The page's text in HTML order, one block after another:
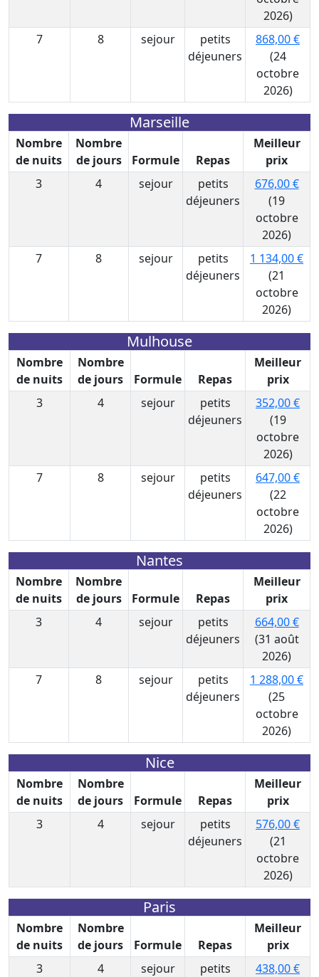
2026)
7
8 sejour
petits
déjeuners
868,00 €
(24
octobre
2026)
Marseille
Nombre
de nuits
Nombre
de jours
Formule Repas
Meilleur
prix
3
4 sejour
petits
déjeuners
676,00 €
(19
octobre
2026)
7
8 sejour
petits
déjeuners
1 134,00 €
(21
octobre
2026)
Mulhouse
Nombre
de nuits
Nombre
de jours
Formule Repas
Meilleur
prix
3
4 sejour
petits
déjeuners
352,00 €
(19
octobre
2026)
7
8 sejour
petits
déjeuners
647,00 €
(22
octobre
2026)
Nantes
Nombre
de nuits
Nombre
de jours
Formule Repas
Meilleur
prix
3
4 sejour
petits
déjeuners
664,00 €
(31 août
2026)
7
8 sejour
petits
déjeuners
1 288,00 €
(25
octobre
2026)
Nice
Nombre
de nuits
Nombre
de jours
Formule Repas
Meilleur
prix
3
4 sejour
petits
déjeuners
576,00 €
(21
octobre
2026)
Paris
Nombre
de nuits
Nombre
de jours
Formule Repas
Meilleur
prix
3
4 sejour
petits
438,00 €